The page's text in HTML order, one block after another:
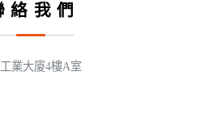
絡我們
業大廈4樓A室